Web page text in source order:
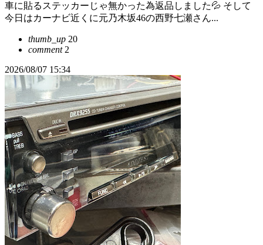
車に貼るステッカーじゃ無かった為返品しました💦 そして
今日はカーナビ近くに元乃木坂46の西野七瀬さん...
thumb_up 20
comment2
2026/08/07 15:34